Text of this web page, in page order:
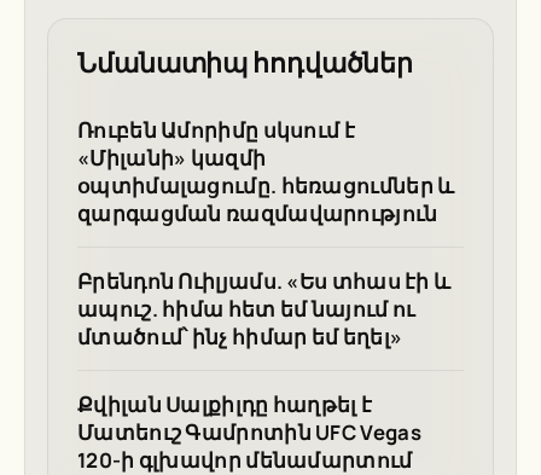
Նմանատիպ հոդվածներ
Ռուբեն Ամորիմը սկսում է
«Միլանի» կազմի
օպտիմալացումը. հեռացումներ և
զարգացման ռազմավարություն
Բրենդոն Ուիլյամս. «Ես տհաս էի և
ապուշ. հիմա հետ եմ նայում ու
մտածում՝ ինչ հիմար եմ եղել»
Քվիլան Սալքիլդը հաղթել է
Մատեուշ Գամրոտին UFC Vegas
120-ի գլխավոր մենամարտում